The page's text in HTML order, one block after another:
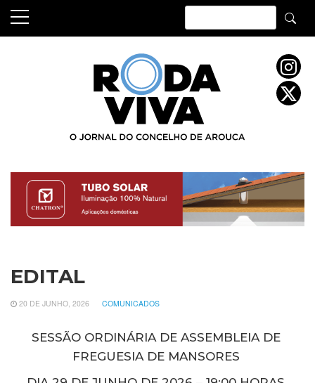
Skip
EDITAL
20 DE JUNHO, 2026 COMUNICADOS
SESSÃO ORDINÁRIA DE ASSEMBLEIA DE
FREGUESIA DE MANSORES